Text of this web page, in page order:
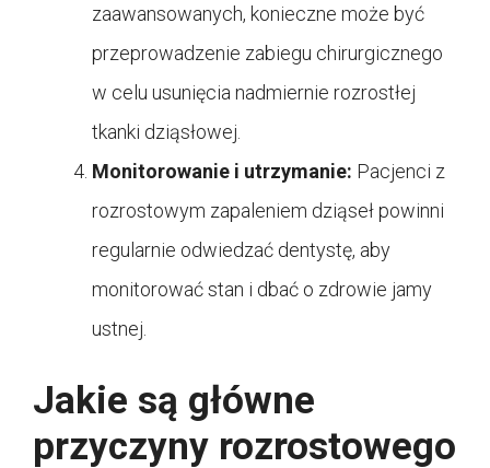
zaawansowanych, konieczne może być
przeprowadzenie zabiegu chirurgicznego
w celu usunięcia nadmiernie rozrostłej
tkanki dziąsłowej.
Monitorowanie i utrzymanie: Pacjenci z
rozrostowym zapaleniem dziąseł powinni
regularnie odwiedzać dentystę, aby
monitorować stan i dbać o zdrowie jamy
ustnej.
Jakie są główne
przyczyny rozrostowego